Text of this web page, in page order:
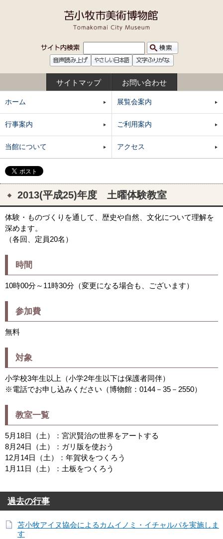
サイトマップ お問い合わせ
ホーム 展覧会案内
行事案内 ご利用案内
当館について アクセス
2013(平成25)年度 土曜体験教室
体験・ものづくりを通して、歴史や自然、文化について理解を
深めます。
（各回、定員20名）
時間
10時00分～11時30分（変更になる場合も、ございます）
参加費
無料
対象
小学校3年生以上（小学2年生以下は保護者同伴）
※電話でお申し込みください（博物館：0144－35－2550）
教室一覧
5月18日（土）：宮沢賢治の世界をアートする
8月24日（土）：ガリ版を使おう
12月14日（土）：年賀状をつくろう
1月11日（土）：土板をつくろう
過去の行事
苫小牧アイヌ協会によるカムイノミ・イチャルパを実施しま
す